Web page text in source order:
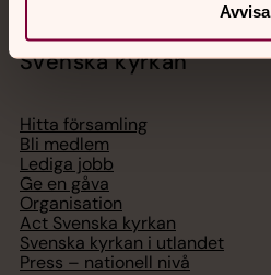
Avvisa
Svenska kyrkan
Hitta församling
Bli medlem
Lediga jobb
Ge en gåva
Organisation
Act Svenska kyrkan
Svenska kyrkan i utlandet
Press – nationell nivå